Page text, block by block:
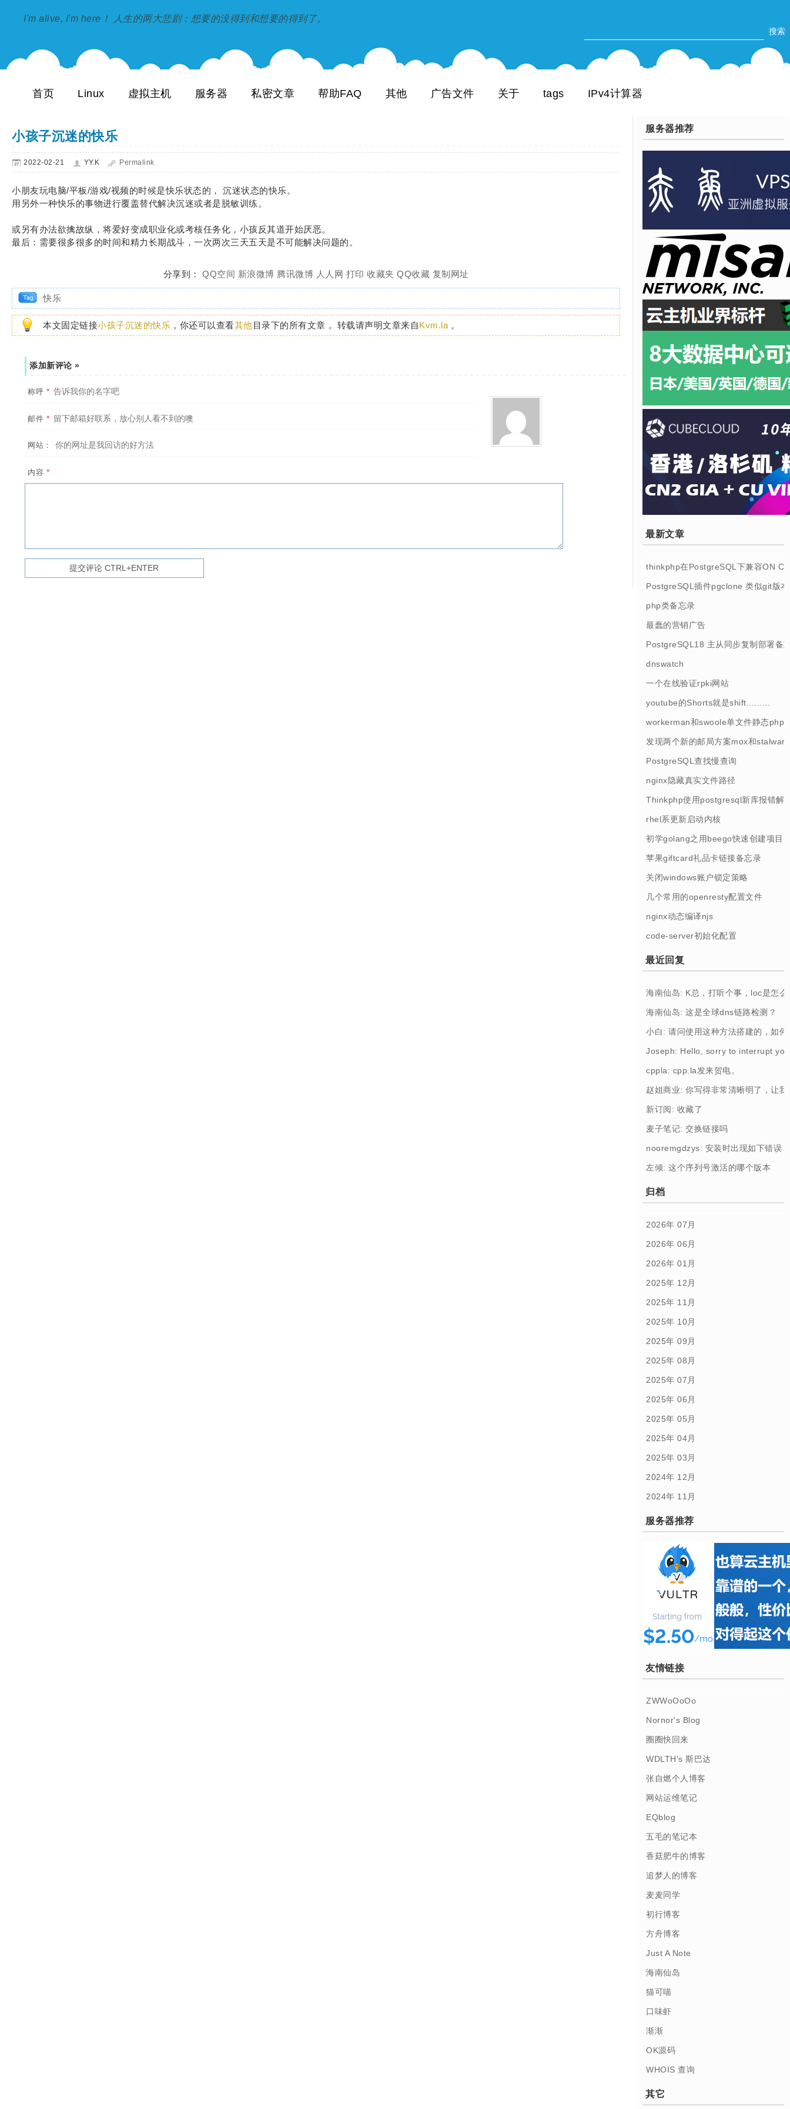
I'm alive, I'm here！ 人生的两大悲剧：想要的没得到和想要的得到了。
首页 Linux 虚拟主机 服务器 私密文章 帮助FAQ 其他 广告文件 关于 tags IPv4计算器
小孩子沉迷的快乐
2022-02-21 YY.K Permalink
小朋友玩电脑/平板/游戏/视频的时候是快乐状态的， 沉迷状态的快乐。
用另外一种快乐的事物进行覆盖替代解决沉迷或者是脱敏训练。
或另有办法欲擒故纵，将爱好变成职业化或考核任务化，小孩反其道开始厌恶。
最后：需要很多很多的时间和精力长期战斗，一次两次三天五天是不可能解决问题的。
分享到： QQ空间 新浪微博 腾讯微博 人人网 打印 收藏夹 QQ收藏 复制网址
快乐
本文固定链接小孩子沉迷的快乐 ，你还可以查看其他目录下的所有文章， 转载请声明文章来自Kvm.la 。
添加新评论 »
称呼 *
邮件 *
网站：
内容 *
服务器推荐
最新文章
thinkphp在PostgreSQL下兼容ON
PostgreSQL插件pgclone 类似git版
php类备忘录
最蠢的营销广告
PostgreSQL18 主从同步复制部署备
dnswatch
一个在线验证rpki网站
youtube的Shorts就是shift.........
workerman和swoole单文件静态php
发现两个新的邮局方案mox和stalwart
PostgreSQL查找慢查询
nginx隐藏真实文件路径
Thinkphp使用postgresql新库报错解
rhel系更新启动内核
初学golang之用beego快速创建项目
苹果giftcard礼品卡链接备忘录
关闭windows账户锁定策略
几个常用的openresty配置文件
nginx动态编译njs
code-server初始化配置
最近回复
海南仙岛: K总，打听个事，loc是怎么
海南仙岛: 这是全球dns链路检测？
小白: 请问使用这种方法搭建的，如
Joseph: Hello, sorry to interrupt
cppla: cpp.la发来贺电。
赵姐商业: 你写得非常清晰明了，让
新订阅: 收藏了
麦子笔记: 交换链接吗
nooremgdzys: 安装时出现如下错误
左倾: 这个序列号激活的哪个版本
归档
2026年 07月
2026年 06月
2026年 01月
2025年 12月
2025年 11月
2025年 10月
2025年 09月
2025年 08月
2025年 07月
2025年 06月
2025年 05月
2025年 04月
2025年 03月
2024年 12月
2024年 11月
服务器推荐
友情链接
ZWWoOoOo
Nornor's Blog
圈圈快回来
WDLTH's 斯巴达
张自燃个人博客
网站运维笔记
EQblog
五毛的笔记本
香菇肥牛的博客
追梦人的博客
麦麦同学
初行博客
方舟博客
Just A Note
海南仙岛
猫可喵
口味虾
渐渐
OK源码
WHOIS 查询
其它